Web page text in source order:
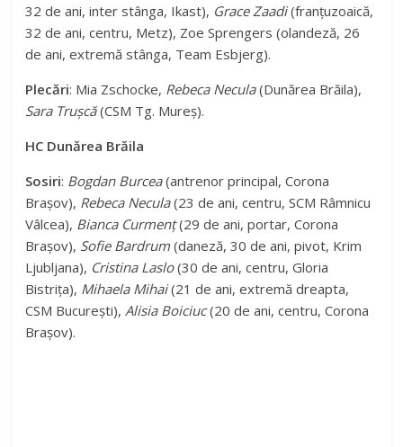
32 de ani, inter stânga, Ikast), Grace Zaadi(franțuzoaică,
32 de ani, centru, Metz), Zoe Sprengers (olandeză, 26
de ani, extremă stânga, Team Esbjerg).
Plecări: Mia Zschocke, Rebeca Necula(Dunărea Brăila),
Sara Trușcă(CSM Tg. Mureș).
HC Dunărea Brăila
Sosiri: Bogdan Burcea(antrenor principal, Corona
Brașov), Rebeca Necula(23 de ani, centru, SCM Râmnicu
Vâlcea), Bianca Curmenț(29 de ani, portar, Corona
Brașov), Sofie Bardrum (daneză, 30 de ani, pivot, Krim
Ljubljana), Cristina Laslo(30 de ani, centru, Gloria
Bistrița), Mihaela Mihai(21 de ani, extremă dreapta,
CSM București),Alisia Boiciuc(20 de ani, centru, Corona
Brașov).